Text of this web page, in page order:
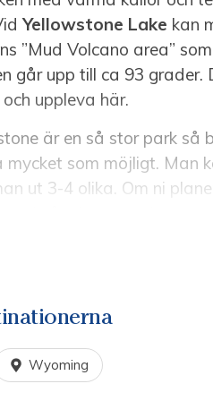
Yellowstone Lake kan
”Mud Volcano area”
går upp till ca 93
uppleva här.
är en så stor park så
som möjligt. Man
ut 3-4 olika. Om ni
i parken eller strax
några stopp på sin
och njuta av naturen och
det.
Wyoming